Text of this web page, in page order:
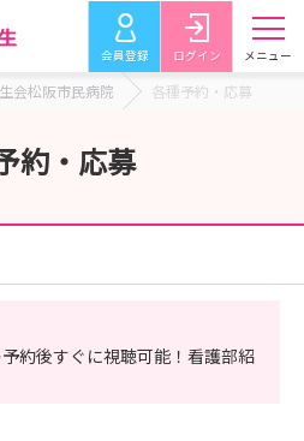
会員登録 ログイン メニュー
会松阪市民病院 各種予約・応募
約・応募
約後すぐに視聴可能！看護部紹